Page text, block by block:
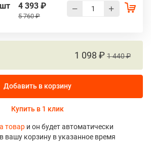
4 393 ₽
5 760 ₽
1 098 ₽ 1 440 ₽
Добавить в корзину
Купить в 1 клик
товар и он будет автоматически
вашу корзину в указанное время